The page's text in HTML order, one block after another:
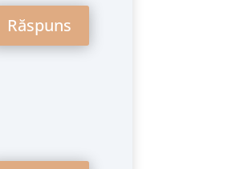
Răspuns